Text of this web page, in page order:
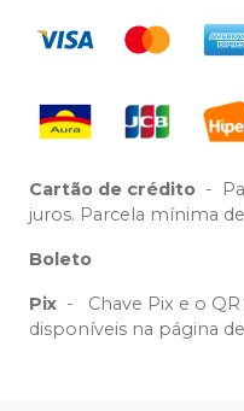
Cartão de crédito -
juros. Parcela mínima
Boleto
Pix -
Chave Pix e o
disponíveis na página